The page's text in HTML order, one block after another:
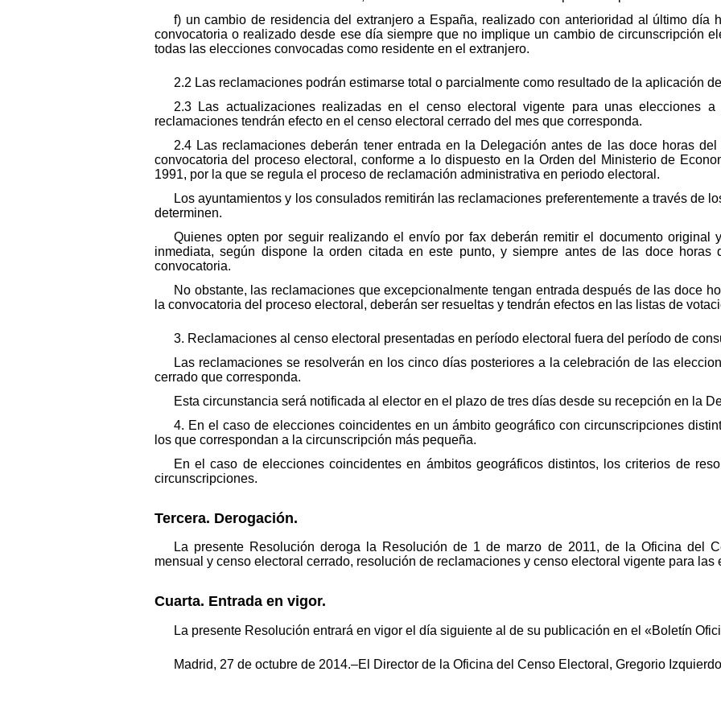
f) un cambio de residencia del extranjero a España, realizado con anterioridad al último día
convocatoria o realizado desde ese día siempre que no implique un cambio de circunscripción
todas las elecciones convocadas como residente en el extranjero.
2.2 Las reclamaciones podrán estimarse total o parcialmente como resultado de la aplicación
2.3 Las actualizaciones realizadas en el censo electoral vigente para unas elecciones
reclamaciones tendrán efecto en el censo electoral cerrado del mes que corresponda.
2.4 Las reclamaciones deberán tener entrada en la Delegación antes de las doce horas
convocatoria del proceso electoral, conforme a lo dispuesto en la Orden del Ministerio de
1991, por la que se regula el proceso de reclamación administrativa en periodo electoral.
Los ayuntamientos y los consulados remitirán las reclamaciones preferentemente a través de
determinen.
Quienes opten por seguir realizando el envío por fax deberán remitir el documento original
inmediata, según dispone la orden citada en este punto, y siempre antes de las doce horas
convocatoria.
No obstante, las reclamaciones que excepcionalmente tengan entrada después de las doce
la convocatoria del proceso electoral, deberán ser resueltas y tendrán efectos en las listas de
3. Reclamaciones al censo electoral presentadas en período electoral fuera del período de
Las reclamaciones se resolverán en los cinco días posteriores a la celebración de las
cerrado que corresponda.
Esta circunstancia será notificada al elector en el plazo de tres días desde su recepción en la
4. En el caso de elecciones coincidentes en un ámbito geográfico con circunscripciones
los que correspondan a la circunscripción más pequeña.
En el caso de elecciones coincidentes en ámbitos geográficos distintos, los criterios de
circunscripciones.
Tercera. Derogación.
La presente Resolución deroga la Resolución de 1 de marzo de 2011, de la Oficina del
mensual y censo electoral cerrado, resolución de reclamaciones y censo electoral vigente para las
Cuarta. Entrada en vigor.
La presente Resolución entrará en vigor el día siguiente al de su publicación en el «Boletín
Madrid, 27 de octubre de 2014.–El Director de la Oficina del Censo Electoral, Gregorio